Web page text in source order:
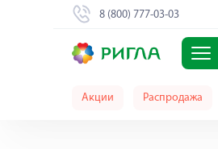
8 (800) 777-03-03
Акции Распродажа